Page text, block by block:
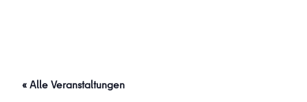
« Alle Veranstaltungen